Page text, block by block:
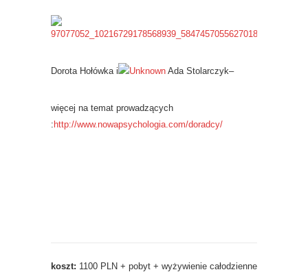
Dorota Hołówka i Ada Stolarczyk–
więcej na temat prowadzących
: http://www.nowapsychologia.com/doradcy/
koszt: 1100 PLN + pobyt + wyżywienie całodzienne